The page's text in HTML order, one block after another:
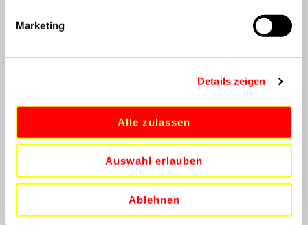
Marketing
Details zeigen
Alle zulassen
Auswahl erlauben
Ablehnen
Datenschutz
Vertrag widerrufen
Technik modern